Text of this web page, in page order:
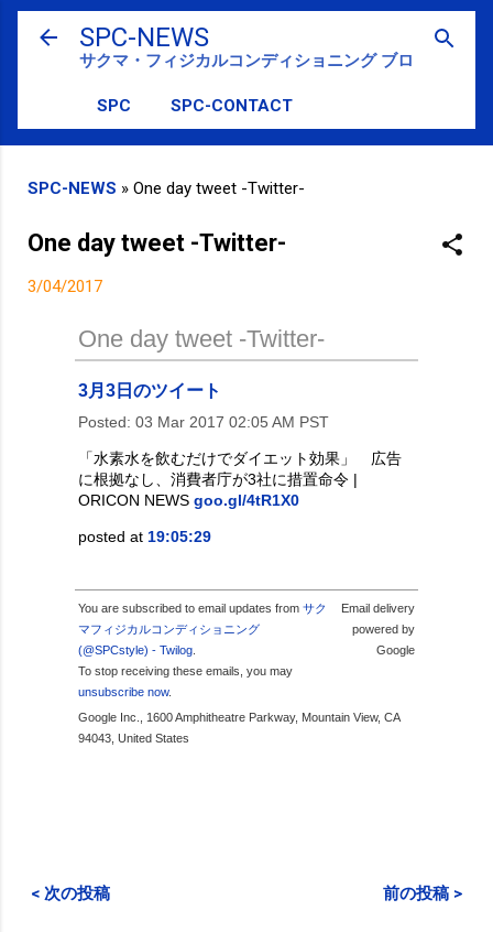
スキップしてメイン コンテンツに移動
SPC-NEWS
サクマ・フィジカルコンディショニング ブログ
SPC SPC-CONTACT
SPC-NEWS » One day tweet -Twitter-
One day tweet -Twitter-
3/04/2017
One day tweet -Twitter-
3月3日のツイート
Posted: 03 Mar 2017 02:05 AM PST
「水素水を飲むだけでダイエット効果」 広告
に根拠なし、消費者庁が3社に措置命令 |
ORICON NEWS goo.gl/4tR1X0
posted at 19:05:29
You are subscribed to email updates from サク
マフィジカルコンディショニング
(@SPCstyle) - Twilog
To stop receiving these emails, you may
unsubscribe now.
Email delivery
powered by
Google
Google Inc., 1600 Amphitheatre Parkway, Mountain View, CA
94043, United States
< 次の投稿 前の投稿 >